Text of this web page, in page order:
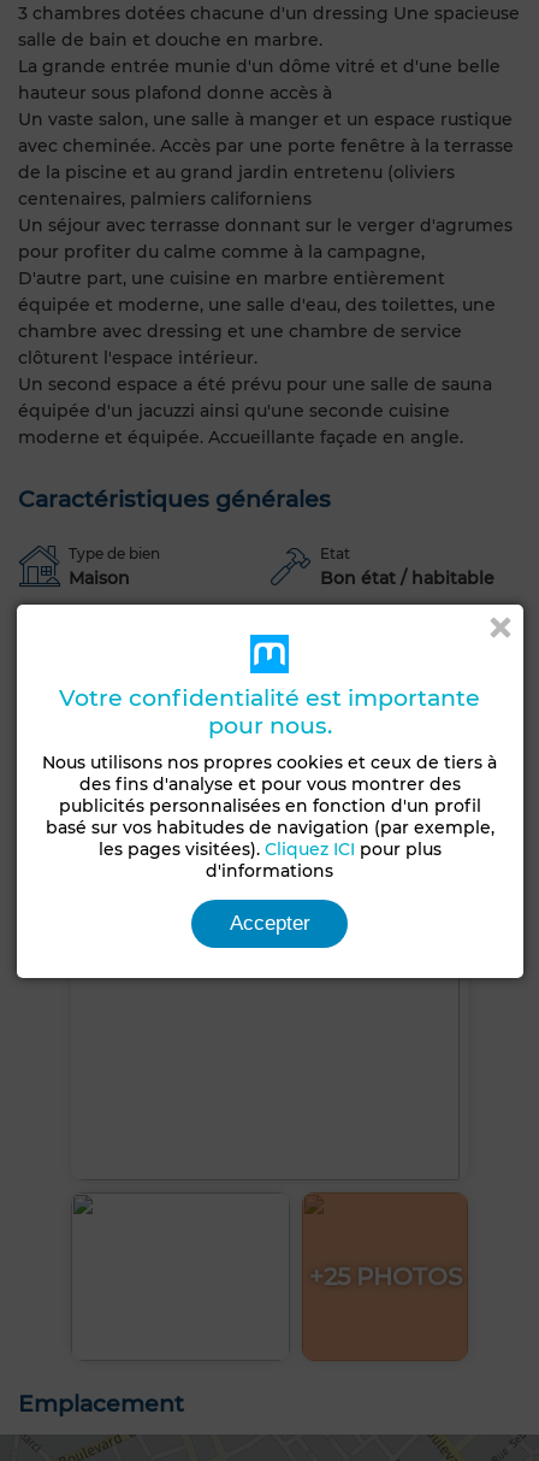
3 chambres dotées chacune d'un dressing Une spacieuse
salle de bain et douche en marbre.
La grande entrée munie d'un dôme vitré et d'une belle
hauteur sous plafond donne accès à
Un vaste salon, une salle à manger et un espace rustique
avec cheminée. Accès par une porte fenêtre à la terrasse
de la piscine et au grand jardin entretenu (oliviers
centenaires, palmiers californiens
Un séjour avec terrasse donnant sur le verger d'agrumes
pour profiter du calme comme à la campagne,
D'autre part, une cuisine en marbre entièrement
équipée et moderne, une salle d'eau, des toilettes, une
chambre avec dressing et une chambre de service
clôturent l'espace intérieur.
Un second espace a été prévu pour une salle de sauna
équipée d'un jacuzzi ainsi qu'une seconde cuisine
moderne et équipée. Accueillante façade en angle.
Caractéristiques générales
Type de bien
Maison
Etat
Bon état / habitable
Chambre rangement
Antenne parabolique Cheminée Climatisation
Sécurité
Réfrigérateur Four Micro-ondes
Voir plus de photos
+25 PHOTOS
Emplacement
Votre confidentialité est importante
pour nous.
Nous utilisons nos propres cookies et ceux de tiers à
des fins d'analyse et pour vous montrer des
publicités personnalisées en fonction d'un profil
basé sur vos habitudes de navigation (par exemple,
les pages visitées). Cliquez ICI pour plus
d'informations
Accepter